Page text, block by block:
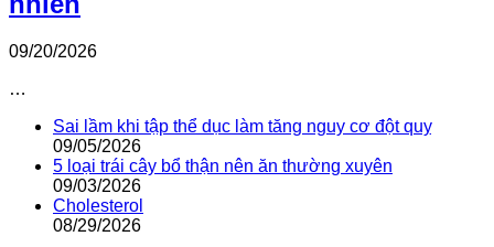
09/20/2026
…
Sai lầm khi tập thể dục làm tăng nguy cơ đột quỵ
09/05/2026
5 loại trái cây bổ thận nên ăn thường xuyên
09/03/2026
Cholesterol
08/29/2026